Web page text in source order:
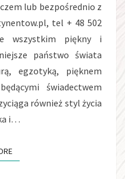
lub bezpośrednio z
tel + 48 502
wszystkim piękny i
państwo świata
egzotyką, pięknem
świadectwem
również styl życia
i…
READ MORE